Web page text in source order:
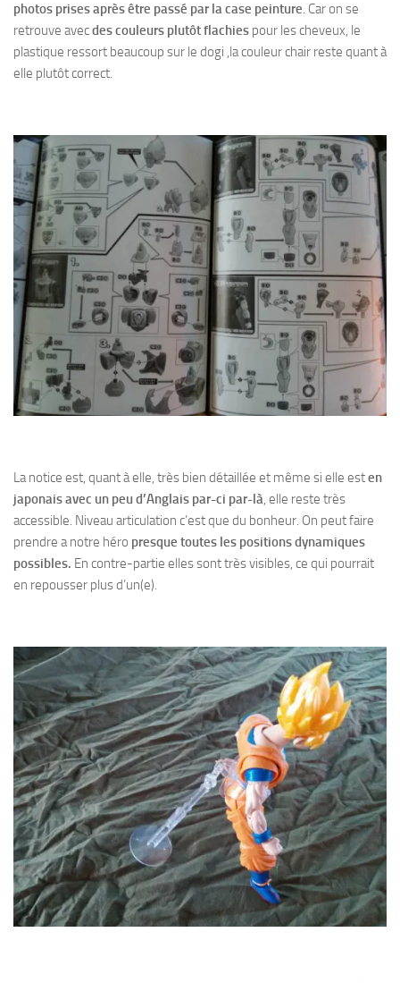
photos prises après être passé par la case peinture. Car on se
retrouve avecdes couleurs plutôt flachies pour les cheveux, le
plastique ressort beaucoup sur le dogi ,la couleur chair reste quant à
elle plutôt correct.
La notice est, quant à elle, très bien détaillée et même si elle esten
japonais avec un peu d’Anglais par-ci par-là , elle reste très
accessible. Niveau articulation c’est que du bonheur. On peut faire
prendre a notre héro presque toutes les positions dynamiques
possibles. En contre-partie elles sont très visibles, ce qui pourrait
en repousser plus d’un(e).